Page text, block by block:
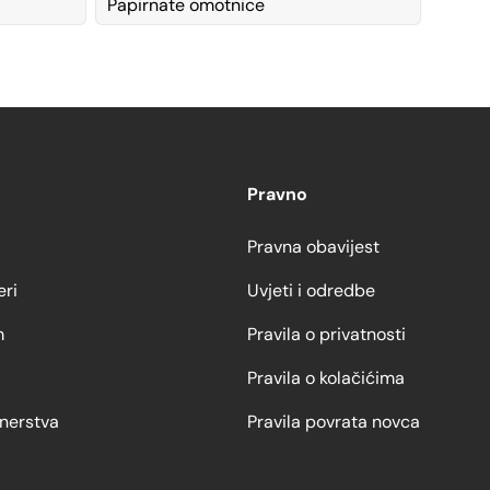
Papirnate omotnice
Pravno
Pravna obavijest
Uvjeti i odredbe
Pravila o privatnosti
Pravila o kolačićima
Pravila povrata novca